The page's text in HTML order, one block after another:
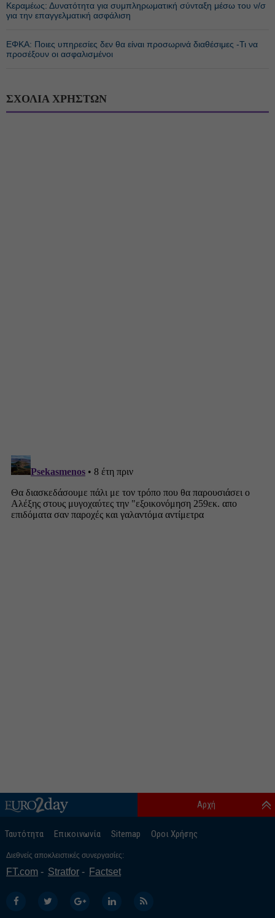
Κεραμέως: Δυνατότητα για συμπληρωματική σύνταξη μέσω του ν/σ
για την επαγγελματική ασφάλιση
ΕΦΚΑ: Ποιες υπηρεσίες δεν θα είναι προσωρινά διαθέσιμες -Τι να
προσέξουν οι ασφαλισμένοι
ΣΧΟΛΙΑ ΧΡΗΣΤΩΝ
Ταυτότητα Επικοινωνία Sitemap Οροι Χρήσης
Αρχή
Διεθνείς αποκλειστικές συνεργασίες:
FT.com Stratfor Factset